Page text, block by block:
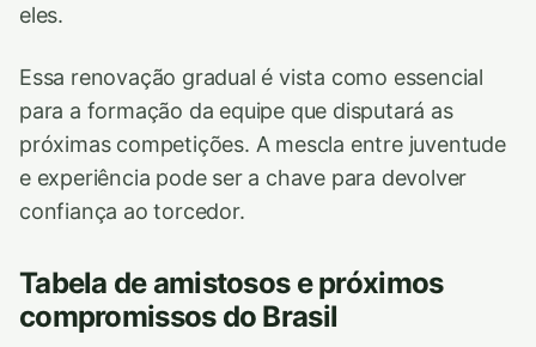
eles.
Essa renovação gradual é vista como essencial
para a formação da equipe que disputará as
próximas competições. A mescla entre juventude
e experiência pode ser a chave para devolver
confiança ao torcedor.
Tabela de amistosos e próximos
compromissos do Brasil